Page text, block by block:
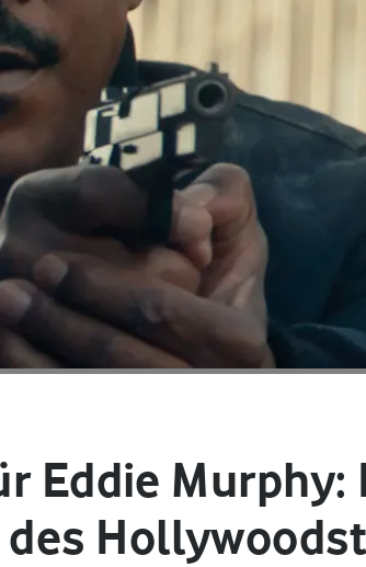
Eddie Murphy: